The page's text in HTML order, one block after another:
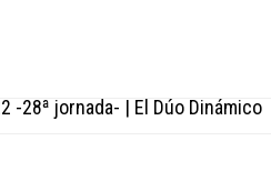
-28ª jornada- | El Dúo Dinámico